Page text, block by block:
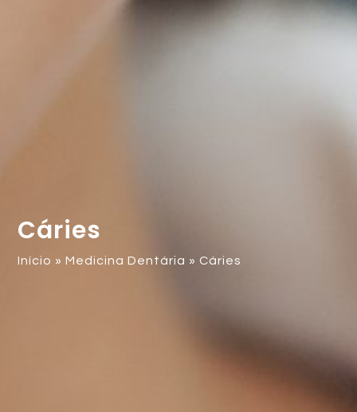
Cáries
Início »Medicina Dentária » Cáries